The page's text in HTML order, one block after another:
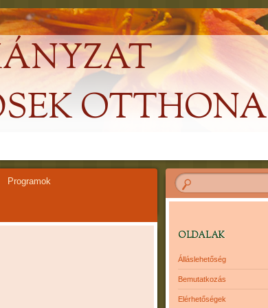
OTTHONA
Programok
OLDALAK
Álláslehetőség
Bemutatkozás
Elérhetőségek